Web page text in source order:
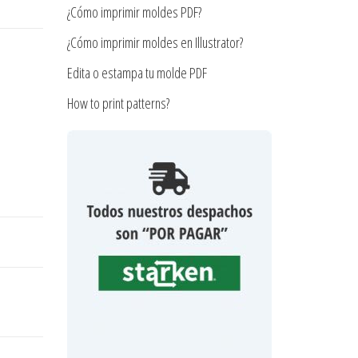
¿Cómo imprimir moldes PDF?
¿Cómo imprimir moldes en Illustrator?
Edita o estampa tu molde PDF
How to print patterns?